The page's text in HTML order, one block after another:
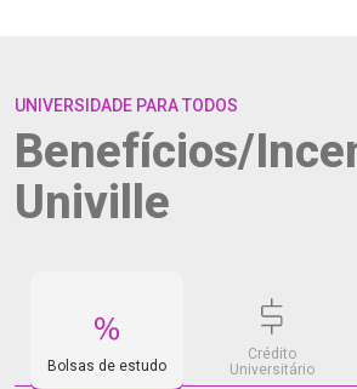
UNIVERSIDADE PARA TODOS
Benefícios/
Univille
Bolsas de estudo
Crédito
Universitário